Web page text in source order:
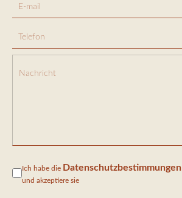
Ich habe die Datenschutzbestimmungen
und akzeptiere sie